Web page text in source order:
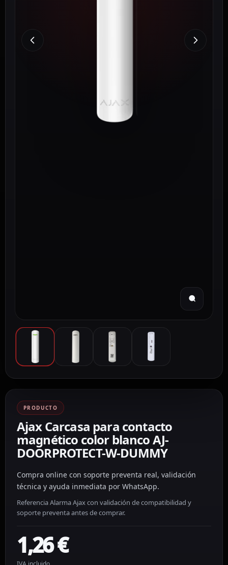
PRODUCTO
Ajax Carcasa para contacto
magnético color blanco AJ-
DOORPROTECT-W-DUMMY
Compra online con soporte preventa real, validación
técnica y ayuda inmediata por WhatsApp.
Referencia Alarma Ajax con validación de compatibilidad y
soporte preventa antes de comprar.
1,26€